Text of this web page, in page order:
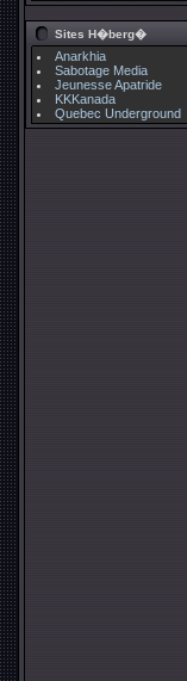
Sites H�berg�
Anarkhia
Sabotage Media
Jeunesse Apatride
KKKanada
Quebec Underground